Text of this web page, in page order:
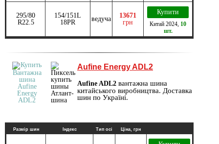
295/80
R22.5
154/151L
18PR
ведуча
13671
грн
Купити
Китай 2024 10
шт.
Aufine Energy ADL2
Aufine ADL2 вантажна шина
китайського виробництва. Доставка
шин по Україні.
Размір шин Індекс Тип осі Ціна, грн